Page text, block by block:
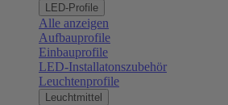
LED-Profile
Alle anzeigen
Aufbauprofile
Einbauprofile
LED-Installatonszubehör
Leuchtenprofile
Leuchtmittel